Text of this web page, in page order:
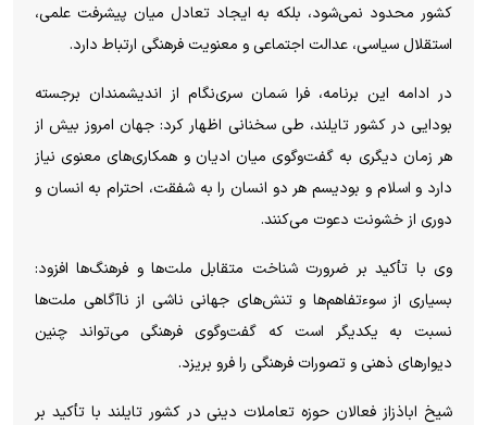
کشور محدود نمی‌شود، بلکه به ایجاد تعادل میان پیشرفت علمی،
استقلال سیاسی، عدالت اجتماعی و معنویت فرهنگی ارتباط دارد.
در ادامه این برنامه، فرا سَمان سری‌نگام از اندیشمندان برجسته
بودایی در کشور تایلند، طی سخنانی اظهار کرد: جهان امروز بیش از
هر زمان دیگری به گفت‌وگوی میان ادیان و همکاری‌های معنوی نیاز
دارد و اسلام و بودیسم هر دو انسان را به شفقت، احترام به انسان و
دوری از خشونت دعوت می‌کنند.
وی با تأکید بر ضرورت شناخت متقابل ملت‌ها و فرهنگ‌ها افزود:
بسیاری از سوءتفاهم‌ها و تنش‌های جهانی ناشی از ناآگاهی ملت‌ها
نسبت به یکدیگر است که گفت‌وگوی فرهنگی می‌تواند چنین
دیوار‌های ذهنی و تصورات فرهنگی را فرو بریزد.
شیخ اباذزاز فعالان حوزه تعاملات دینی در کشور تایلند با تأکید بر